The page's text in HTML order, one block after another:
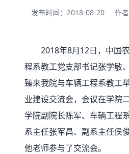
发布时间：2018-08-20 作
2018年8月12日，中国
程系教工党支部书记张学敏
臻来我院与车辆工程系教工
业建设交流会，会议在学院
学院副院长陈军、车辆工程
系主任张军昌、副系主任侯
他老师参与了交流会。